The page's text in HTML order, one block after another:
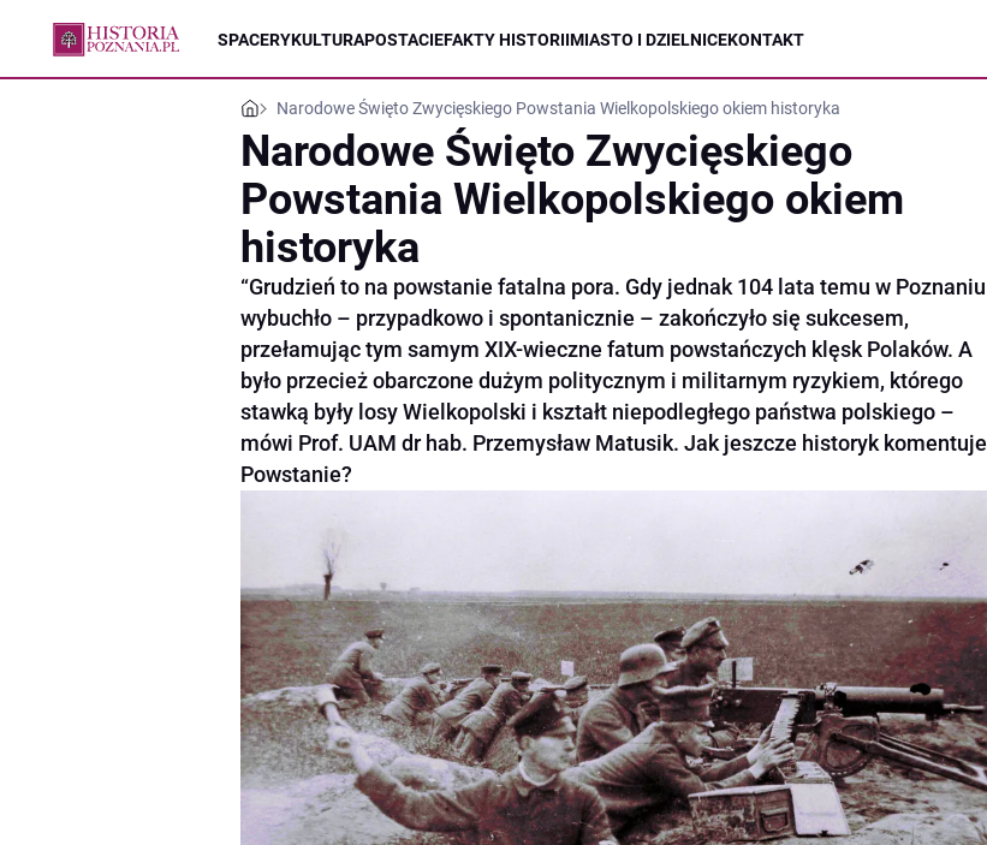
SPACERYKULTURAPOSTACIEFAKTY HISTORIIMIASTO I DZIELNICEKONTAKT
Narodowe Święto Zwycięskiego Powstania Wielkopolskiego okiem historyka
Narodowe Święto Zwycięskiego
Powstania Wielkopolskiego okiem
historyka
“Grudzień to na powstanie fatalna pora. Gdy jednak 104 lata temu w Poznaniu
wybuchło – przypadkowo i spontanicznie – zakończyło się sukcesem,
przełamując tym samym XIX-wieczne fatum powstańczych klęsk Polaków. A
było przecież obarczone dużym politycznym i militarnym ryzykiem, którego
stawką były losy Wielkopolski i kształt niepodległego państwa polskiego –
mówi Prof. UAM dr hab. Przemysław Matusik. Jak jeszcze historyk komentuje
Powstanie?